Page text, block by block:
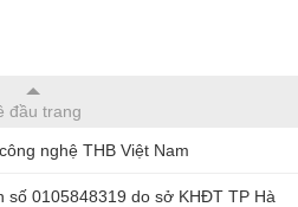
đầu trang
nghệ THB Việt Nam
số 0105848319 do sở KHĐT TP Hà